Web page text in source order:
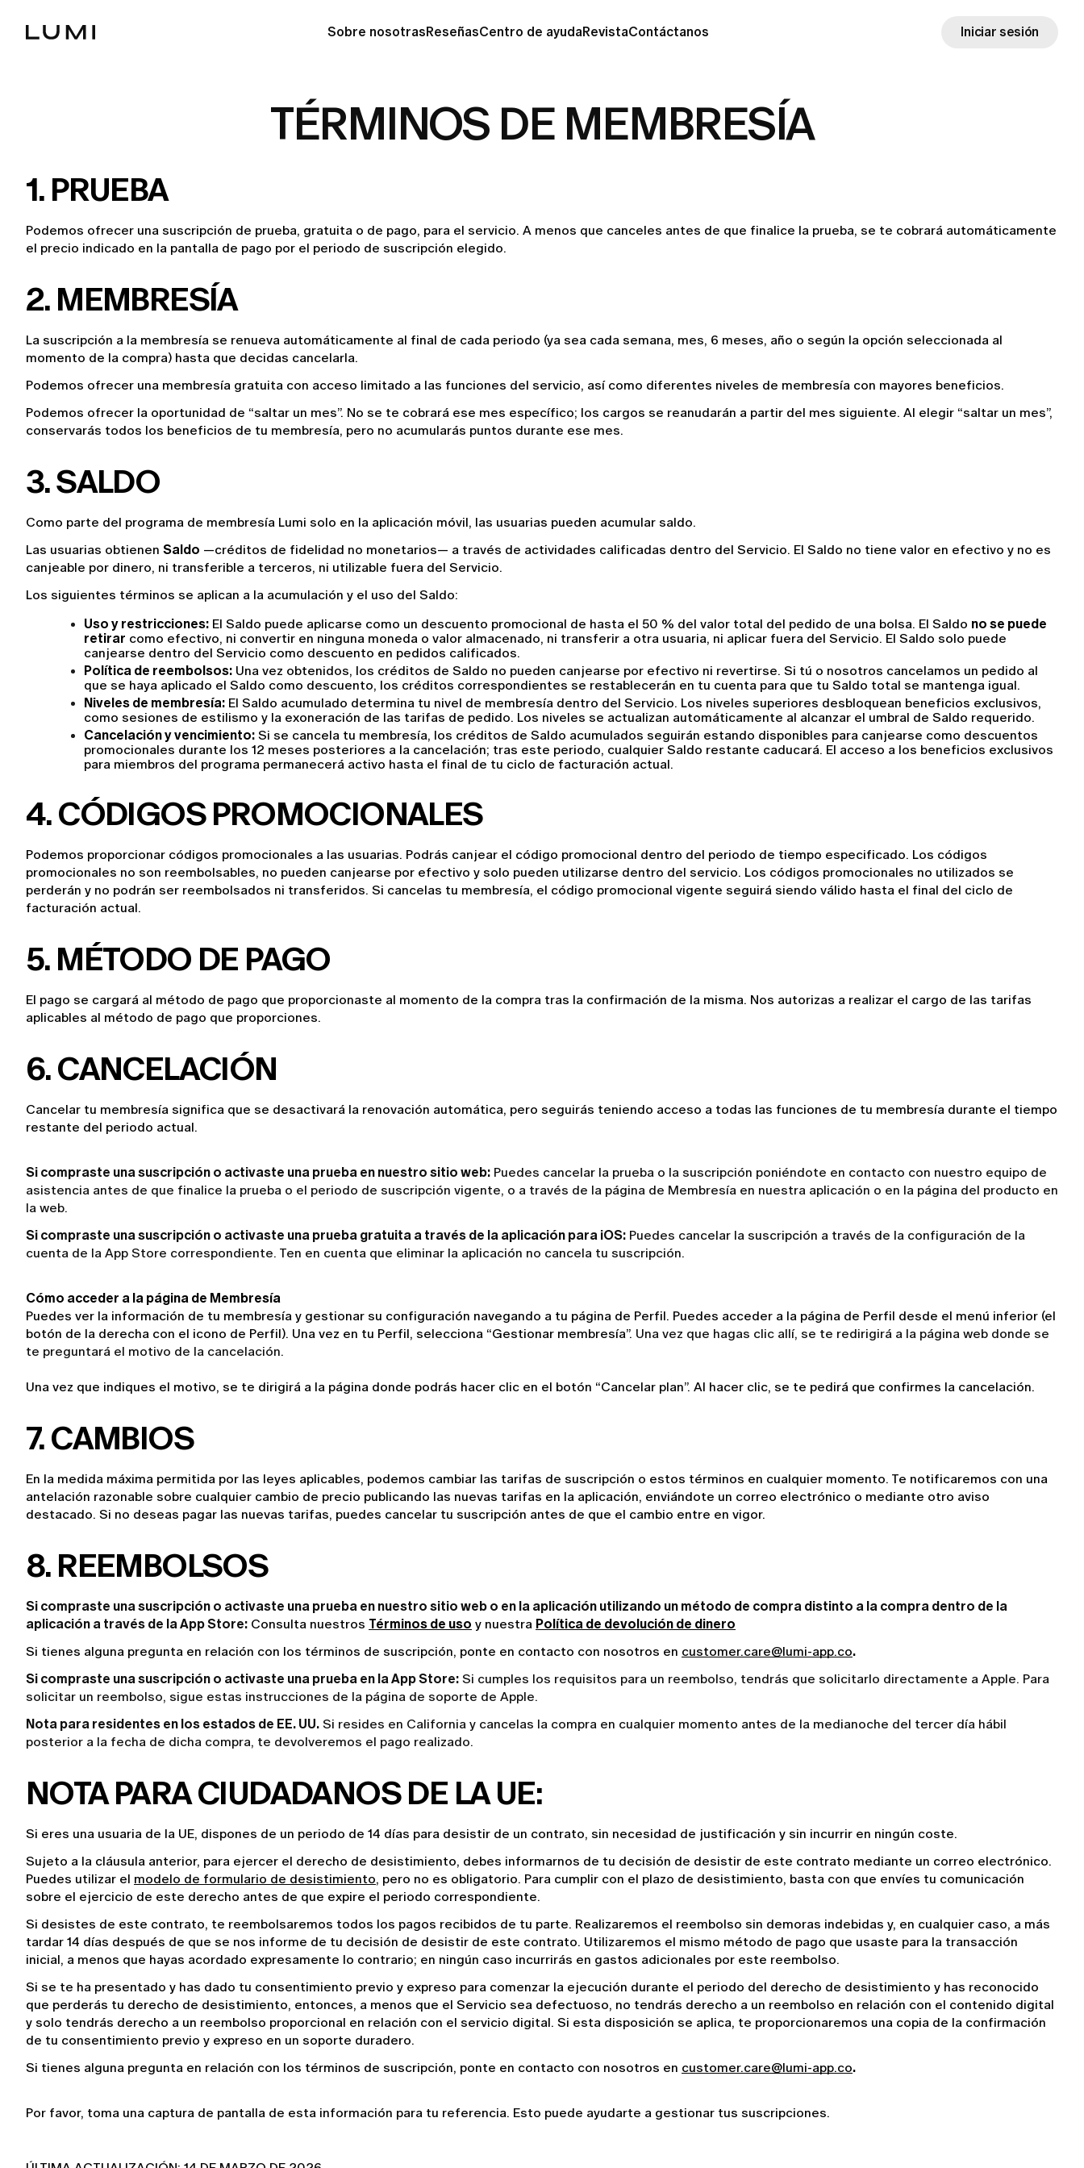
Sobre nosotrasReseñasCentro de ayudaRevistaContáctanos Iniciar sesión
TÉRMINOS DE MEMBRESÍA
1. PRUEBA
Podemos ofrecer una suscripción de prueba, gratuita o de pago, para el servicio. A menos que canceles antes de que finalice la prueba, se te cobrará automáticamente
el precio indicado en la pantalla de pago por el periodo de suscripción elegido.
2. MEMBRESÍA
La suscripción a la membresía se renueva automáticamente al final de cada periodo (ya sea cada semana, mes, 6 meses, año o según la opción seleccionada al
momento de la compra) hasta que decidas cancelarla.
Podemos ofrecer una membresía gratuita con acceso limitado a las funciones del servicio, así como diferentes niveles de membresía con mayores beneficios.
Podemos ofrecer la oportunidad de “saltar un mes”. No se te cobrará ese mes específico; los cargos se reanudarán a partir del mes siguiente. Al elegir “saltar un mes”,
conservarás todos los beneficios de tu membresía, pero no acumularás puntos durante ese mes.
3. SALDO
Como parte del programa de membresía Lumi solo en la aplicación móvil, las usuarias pueden acumular saldo.
Las usuarias obtienen Saldo —créditos de fidelidad no monetarios— a través de actividades calificadas dentro del Servicio. El Saldo no tiene valor en efectivo y no es
canjeable por dinero, ni transferible a terceros, ni utilizable fuera del Servicio.
Los siguientes términos se aplican a la acumulación y el uso del Saldo:
Uso y restricciones: El Saldo puede aplicarse como un descuento promocional de hasta el 50 % del valor total del pedido de una bolsa. El Saldo no se puede
retirar como efectivo, ni convertir en ninguna moneda o valor almacenado, ni transferir a otra usuaria, ni aplicar fuera del Servicio. El Saldo solo puede
canjearse dentro del Servicio como descuento en pedidos calificados.
Política de reembolsos: Una vez obtenidos, los créditos de Saldo no pueden canjearse por efectivo ni revertirse. Si tú o nosotros cancelamos un pedido al
que se haya aplicado el Saldo como descuento, los créditos correspondientes se restablecerán en tu cuenta para que tu Saldo total se mantenga igual.
Niveles de membresía: El Saldo acumulado determina tu nivel de membresía dentro del Servicio. Los niveles superiores desbloquean beneficios exclusivos,
como sesiones de estilismo y la exoneración de las tarifas de pedido. Los niveles se actualizan automáticamente al alcanzar el umbral de Saldo requerido.
Cancelación y vencimiento: Si se cancela tu membresía, los créditos de Saldo acumulados seguirán estando disponibles para canjearse como descuentos
promocionales durante los 12 meses posteriores a la cancelación; tras este periodo, cualquier Saldo restante caducará. El acceso a los beneficios exclusivos
para miembros del programa permanecerá activo hasta el final de tu ciclo de facturación actual.
4. CÓDIGOS PROMOCIONALES
Podemos proporcionar códigos promocionales a las usuarias. Podrás canjear el código promocional dentro del periodo de tiempo especificado. Los códigos
promocionales no son reembolsables, no pueden canjearse por efectivo y solo pueden utilizarse dentro del servicio. Los códigos promocionales no utilizados se
perderán y no podrán ser reembolsados ni transferidos. Si cancelas tu membresía, el código promocional vigente seguirá siendo válido hasta el final del ciclo de
facturación actual.
5. MÉTODO DE PAGO
El pago se cargará al método de pago que proporcionaste al momento de la compra tras la confirmación de la misma. Nos autorizas a realizar el cargo de las tarifas
aplicables al método de pago que proporciones.
6. CANCELACIÓN
Cancelar tu membresía significa que se desactivará la renovación automática, pero seguirás teniendo acceso a todas las funciones de tu membresía durante el tiempo
restante del periodo actual.
Si compraste una suscripción o activaste una prueba en nuestro sitio web: Puedes cancelar la prueba o la suscripción poniéndote en contacto con nuestro equipo de
asistencia antes de que finalice la prueba o el periodo de suscripción vigente, o a través de la página de Membresía en nuestra aplicación o en la página del producto en
la web.
Si compraste una suscripción o activaste una prueba gratuita a través de la aplicación para iOS: Puedes cancelar la suscripción a través de la configuración de la
cuenta de la App Store correspondiente. Ten en cuenta que eliminar la aplicación no cancela tu suscripción.
Cómo acceder a la página de Membresía
Puedes ver la información de tu membresía y gestionar su configuración navegando a tu página de Perfil. Puedes acceder a la página de Perfil desde el menú inferior (el
botón de la derecha con el icono de Perfil). Una vez en tu Perfil, selecciona “Gestionar membresía”. Una vez que hagas clic allí, se te redirigirá a la página web donde se
te preguntará el motivo de la cancelación.
Una vez que indiques el motivo, se te dirigirá a la página donde podrás hacer clic en el botón “Cancelar plan”. Al hacer clic, se te pedirá que confirmes la cancelación.
7. CAMBIOS
En la medida máxima permitida por las leyes aplicables, podemos cambiar las tarifas de suscripción o estos términos en cualquier momento. Te notificaremos con una
antelación razonable sobre cualquier cambio de precio publicando las nuevas tarifas en la aplicación, enviándote un correo electrónico o mediante otro aviso
destacado. Si no deseas pagar las nuevas tarifas, puedes cancelar tu suscripción antes de que el cambio entre en vigor.
8. REEMBOLSOS
Si compraste una suscripción o activaste una prueba en nuestro sitio web o en la aplicación utilizando un método de compra distinto a la compra dentro de la
aplicación a través de la App Store: Consulta nuestros Términos de uso y nuestra Política de devolución de dinero
Si tienes alguna pregunta en relación con los términos de suscripción, ponte en contacto con nosotros en customer.care@lumi-app.co.
Si compraste una suscripción o activaste una prueba en la App Store: Si cumples los requisitos para un reembolso, tendrás que solicitarlo directamente a Apple. Para
solicitar un reembolso, sigue estas instrucciones de la página de soporte de Apple.
Nota para residentes en los estados de EE. UU. Si resides en California y cancelas la compra en cualquier momento antes de la medianoche del tercer día hábil
posterior a la fecha de dicha compra, te devolveremos el pago realizado.
NOTA PARA CIUDADANOS DE LA UE:
Si eres una usuaria de la UE, dispones de un periodo de 14 días para desistir de un contrato, sin necesidad de justificación y sin incurrir en ningún coste.
Sujeto a la cláusula anterior, para ejercer el derecho de desistimiento, debes informarnos de tu decisión de desistir de este contrato mediante un correo electrónico.
Puedes utilizar el modelo de formulario de desistimiento, pero no es obligatorio. Para cumplir con el plazo de desistimiento, basta con que envíes tu comunicación
sobre el ejercicio de este derecho antes de que expire el periodo correspondiente.
Si desistes de este contrato, te reembolsaremos todos los pagos recibidos de tu parte. Realizaremos el reembolso sin demoras indebidas y, en cualquier caso, a más
tardar 14 días después de que se nos informe de tu decisión de desistir de este contrato. Utilizaremos el mismo método de pago que usaste para la transacción
inicial, a menos que hayas acordado expresamente lo contrario; en ningún caso incurrirás en gastos adicionales por este reembolso.
Si se te ha presentado y has dado tu consentimiento previo y expreso para comenzar la ejecución durante el periodo del derecho de desistimiento y has reconocido
que perderás tu derecho de desistimiento, entonces, a menos que el Servicio sea defectuoso, no tendrás derecho a un reembolso en relación con el contenido digital
y solo tendrás derecho a un reembolso proporcional en relación con el servicio digital. Si esta disposición se aplica, te proporcionaremos una copia de la confirmación
de tu consentimiento previo y expreso en un soporte duradero.
Si tienes alguna pregunta en relación con los términos de suscripción, ponte en contacto con nosotros en customer.care@lumi-app.co.
Por favor, toma una captura de pantalla de esta información para tu referencia. Esto puede ayudarte a gestionar tus suscripciones.